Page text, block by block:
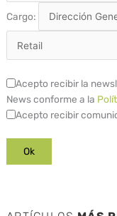
Cargo:
Acepto recibir la
News conforme a la
Acepto recibir